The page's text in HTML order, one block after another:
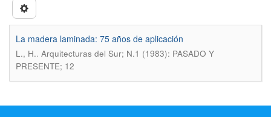
La madera laminada: 75 años de aplicación
L., H.. Arquitecturas del Sur; N.1 (1983): PASADO Y
PRESENTE; 12